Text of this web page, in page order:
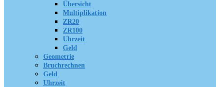
Übersicht
Multiplikation
ZR20
ZR100
Uhrzeit
Geld
Geometrie
Bruchrechnen
Geld
Uhrzeit